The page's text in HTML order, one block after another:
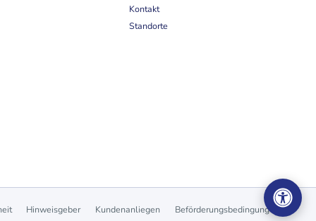
Kontakt
Standorte
Hinweisgeber Kundenanliegen Beförderungsbedingungen